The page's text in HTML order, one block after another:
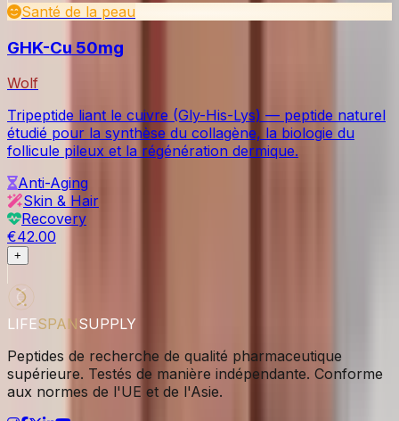
Santé de la peau
GHK-Cu 50mg
Wolf
Tripeptide liant le cuivre (Gly-His-Lys) — peptide naturel
étudié pour la synthèse du collagène, la biologie du
follicule pileux et la régénération dermique.
Anti-Aging
Skin & Hair
Recovery
€42.00
+
LIFESPANSUPPLY
Peptides de recherche de qualité pharmaceutique
supérieure. Testés de manière indépendante. Conforme
aux normes de l'UE et de l'Asie.